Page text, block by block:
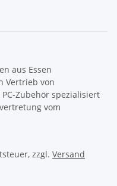
aus Essen
Vertrieb von
Zubehör spezialisiert
vom
zzgl. Versand